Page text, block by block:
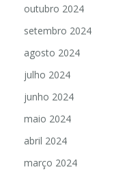
outubro 2024
setembro 2024
agosto 2024
julho 2024
junho 2024
maio 2024
abril 2024
março 2024